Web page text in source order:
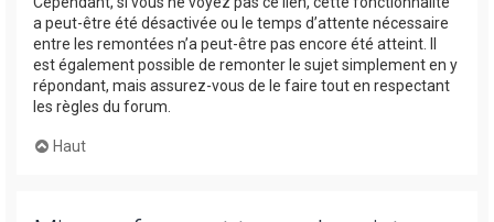
a peut-être été désactivée ou le temps d’attente nécessaire
entre les remontées n’a peut-être pas encore été atteint. Il
est également possible de remonter le sujet simplement en y
répondant, mais assurez-vous de le faire tout en respectant
les règles du forum.
Haut